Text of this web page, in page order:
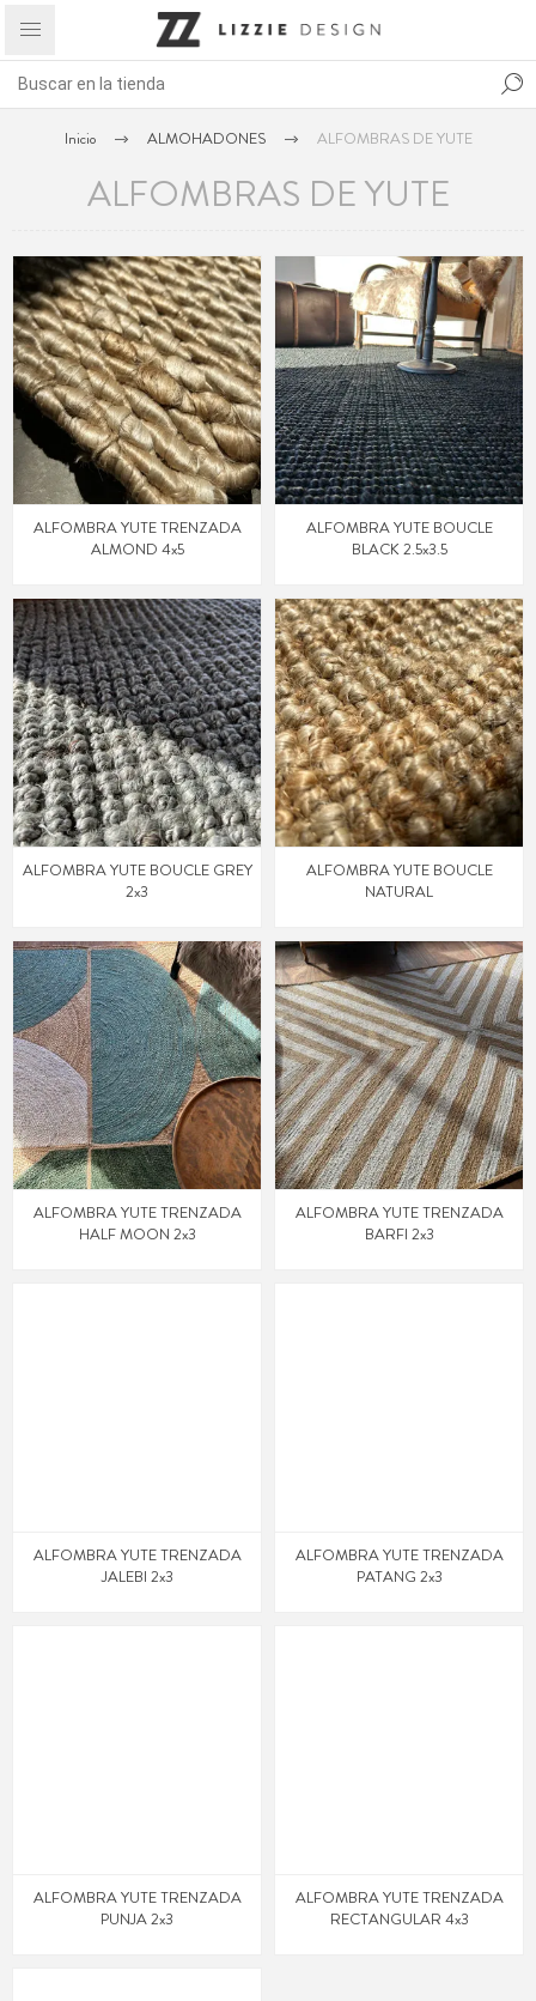
Inicio ALMOHADONES ALFOMBRAS DE YUTE
ALFOMBRAS DE YUTE
ALFOMBRA YUTE TRENZADA
ALMOND 4x5
ALFOMBRA YUTE BOUCLE
BLACK 2.5x3.5
ALFOMBRA YUTE BOUCLE GREY
2x3
ALFOMBRA YUTE BOUCLE
NATURAL
ALFOMBRA YUTE TRENZADA
HALF MOON 2x3
ALFOMBRA YUTE TRENZADA
BARFI 2x3
ALFOMBRA YUTE TRENZADA
JALEBI 2x3
ALFOMBRA YUTE TRENZADA
PATANG 2x3
ALFOMBRA YUTE TRENZADA
PUNJA 2x3
ALFOMBRA YUTE TRENZADA
RECTANGULAR 4x3